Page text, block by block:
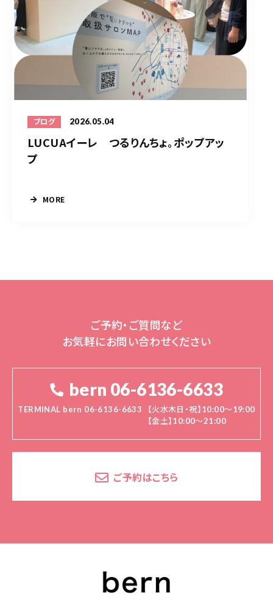
ブログ 2026.05.04
LUCUAイーレ つるりんちょ。ポップアッ
プ
MORE
ご予約・ご質問など
お気軽にお問い合わせください
bern 06-6136-6633
TERMINAL bern 06-6136-6633
【火水木日・祝】10:00～19:00
【金土】10:00〜21:00
ご予約はこちら